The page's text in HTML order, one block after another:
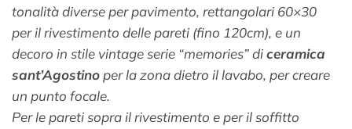
tonalità diverse per pavimento, rettangolari 60×30
per il rivestimento delle pareti (fino 120cm), e un
decoro in stile vintage serie “memories” diceramica
sant’Agostinoper la zona dietro il lavabo, per creare
un punto focale.
Per le pareti sopra il rivestimento e per il soffitto